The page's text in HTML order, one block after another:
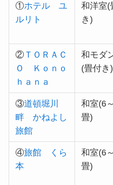
①ホテル ユ
ルリト
和洋室(
き)
② ＴＯＲＡＣ
Ｏ Ｋｏｎｏ
ｈａｎａ
和モダ
(畳付き)
③道頓堀川
畔 かねよし
旅館
和室(6
畳)
④旅館 くら
本
和室(6
畳)